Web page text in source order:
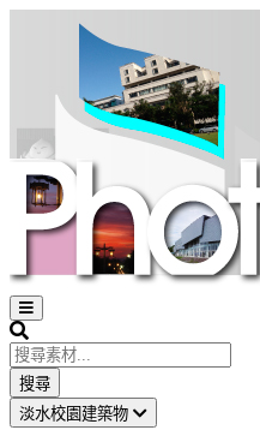
Open
sidebar
Search
搜尋
淡水校園建築物